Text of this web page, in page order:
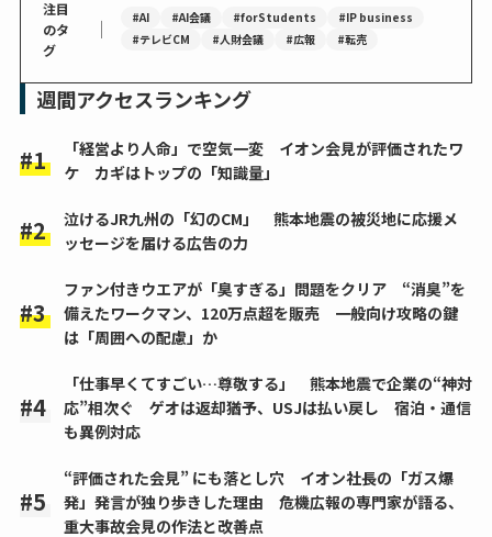
注目
のタ
グ
｜ #AI #AI会議 #forStudents
#IP business
#テレビCM
#人財会議 #広報 #転売
週間アクセスランキング
「経営より人命」で空気一変 イオン会見が評価されたワ
ケ カギはトップの「知識量」
泣けるJR九州の「幻のCM」 熊本地震の被災地に応援メ
ッセージを届ける広告の力
ファン付きウエアが「臭すぎる」問題をクリア “消臭”を
備えたワークマン、120万点超を販売 一般向け攻略の鍵
は「周囲への配慮」か
「仕事早くてすごい…尊敬する」 熊本地震で企業の“神対
応”相次ぐ ゲオは返却猶予、USJは払い戻し 宿泊・通信
も異例対応
“評価された会見” にも落とし穴 イオン社長の「ガス爆
発」発言が独り歩きした理由 危機広報の専門家が語る、
重大事故会見の作法と改善点